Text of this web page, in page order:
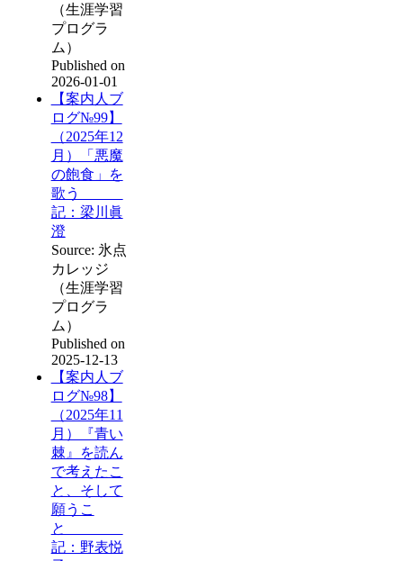
（生涯学習
プログラ
ム）
Published on
2026-01-01
【案内人ブ
ログ№99】
（2025年12
月）「悪魔
の飽食」を
歌う
記：梁川眞
澄
Source: 氷点
カレッジ
（生涯学習
プログラ
ム）
Published on
2025-12-13
【案内人ブ
ログ№98】
（2025年11
月）『青い
棘』を読ん
で考えたこ
と、そして
願うこ
と
記：野表悦